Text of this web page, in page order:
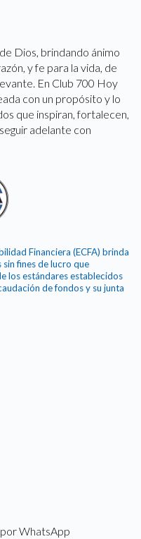
Dios, brindando ánimo
y fe para la vida, de
En Club 700 Hoy
con un propósito y lo
que inspiran, fortalecen,
adelante con
Financiera (ECFA) brinda
fines de lucro que
los estándares establecidos
de fondos y su junta
WhatsApp